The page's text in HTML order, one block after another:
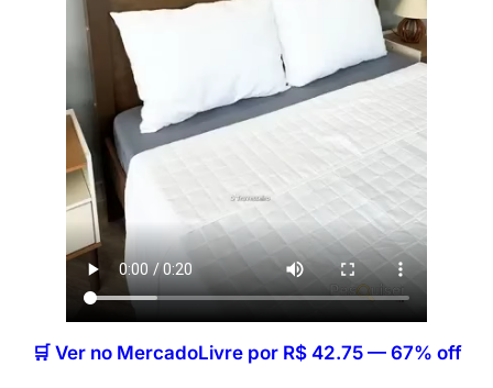
🛒 Ver no MercadoLivre por R$ 42.75 — 67% off